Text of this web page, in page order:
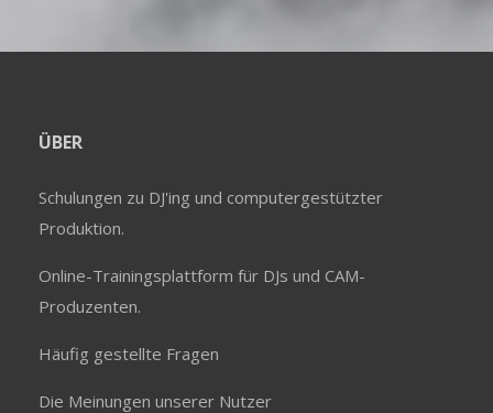
ÜBER
Schulungen zu DJ'ing und computergestützter
Produktion.
Online-Trainingsplattform für DJs und CAM-
Produzenten.
Häufig gestellte Fragen
Die Meinungen unserer Nutzer